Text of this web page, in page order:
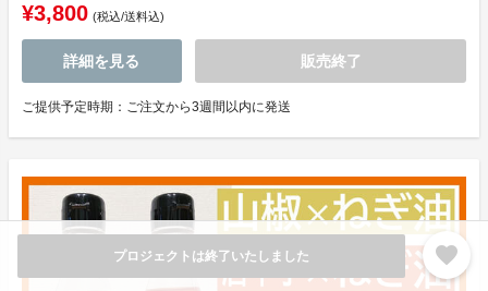
プロジェクトは終了いたしました favorite
¥3,800 (税込/送料込)
詳細を見る 販売終了
ご提供予定時期：ご注文から3週間以内に発送